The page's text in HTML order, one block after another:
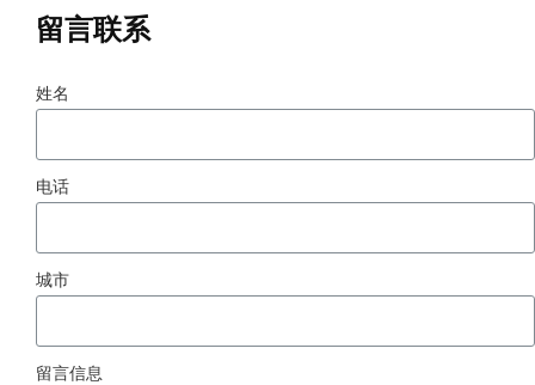
留言联系
姓名
电话
城市
留言信息